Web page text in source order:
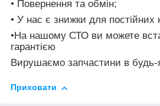
• Повернення та обмін;
• У нас є знижки для постійних
•На нашому СТО ви можете
гарантією
Вирушаємо запчастини в будь-
Приховати